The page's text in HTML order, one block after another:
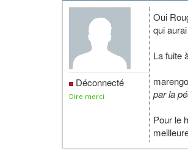
Déconnecté
Dire merci
Oui
qui
La fuite
par la
Pour le